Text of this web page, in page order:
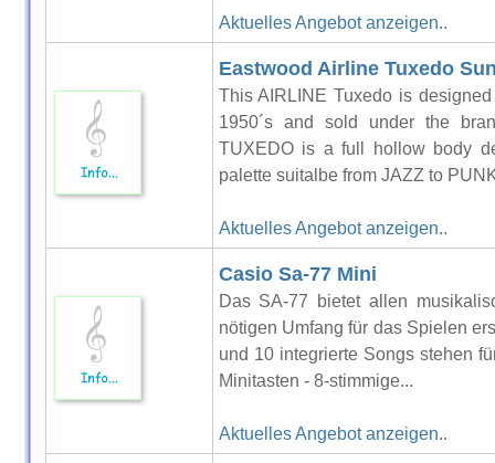
Aktuelles Angebot anzeigen..
Eastwood Airline Tuxedo
This AIRLINE Tuxedo is
1950´s and sold under the
TUXEDO is a full hollow body
palette suitalbe from JAZZ to
Aktuelles Angebot anzeigen..
Casio Sa-77 Mini
Das SA-77 bietet allen
nötigen Umfang für das Spielen
und 10 integrierte Songs stehen
Minitasten - 8-stimmige...
Aktuelles Angebot anzeigen..